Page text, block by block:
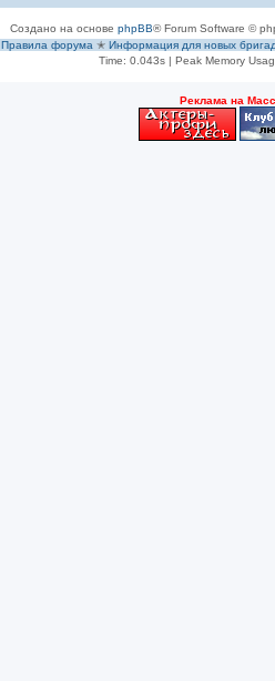
Создано на основе phpBB® Forum Software ©
Правила форума ✭ Информация для новых
Time: 0.043s| Peak Memory
Рeклама на